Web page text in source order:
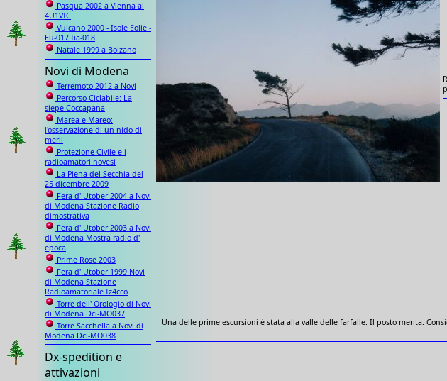
Pasqua 2002 a Vienna al
4U1VIC
Vulcano 2000 - Isole Eolie -
Eu-017 Iia-018
Natale 1999 a Bolzano
Novi di Modena
Terremoto 2012 a Novi
Percorso Ciclabile: La
siepe Coccapana
Marea e Mareo:
l'osservazione di un nido di
merli
Protezione Civile e i
radioamatori novesi
La Piena del Secchia del
25 dicembre 2009
Fera d' Utober 2004 a Novi
di Modena Stazione Radio
dimostrativa
Fera d' Utober 2003 a Novi
di Modena Mostra radio d'
epoca
Prime Rose 2003
Fera d' Utober 1999 Novi
di Modena Stazione
Radioamatoriale Iz4cco
Torre dell' Orologio di Novi
di Modena Dci-MO037
Torre Sacchella a Novi di
Modena Dci-MO038
Dx-spedition e
attivazioni
Una delle prime escursioni è stata alla valle delle farfalle. Il posto merita.